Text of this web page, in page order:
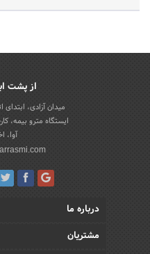
از پشت
میدان آزادی،
ایستگاه مترو بیمه،
آوا،
درباره ما
مشتریان